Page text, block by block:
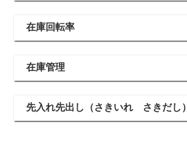
在庫回転率
在庫管理
先入れ先出し（さきいれ さきだし）